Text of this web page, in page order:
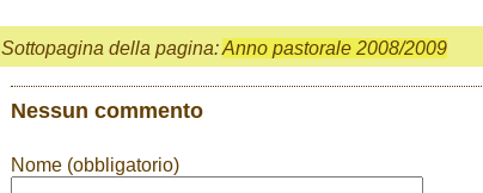
Sottopagina della pagina:Anno pastorale 2008/2009
Nessun commento
Nome (obbligatorio)